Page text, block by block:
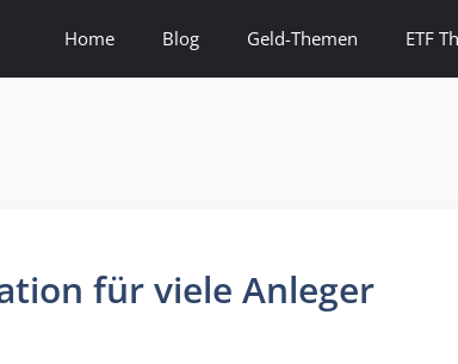
Home Blog Geld-Themen ETF
für viele Anleger